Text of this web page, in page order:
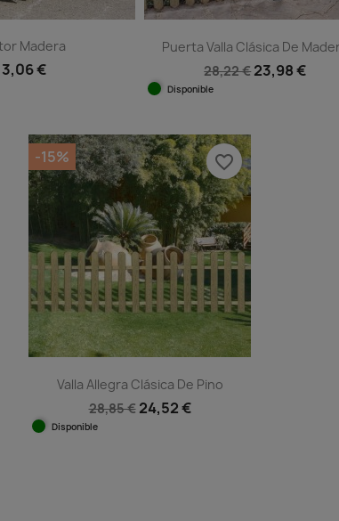
Madera
3,06 €
Puerta Valla Clásica De
28,22 € 23,98 €
Disponible
Valla Allegra Clásica De Pino
28,85 € 24,52 €
Disponible
-15% favorite_border